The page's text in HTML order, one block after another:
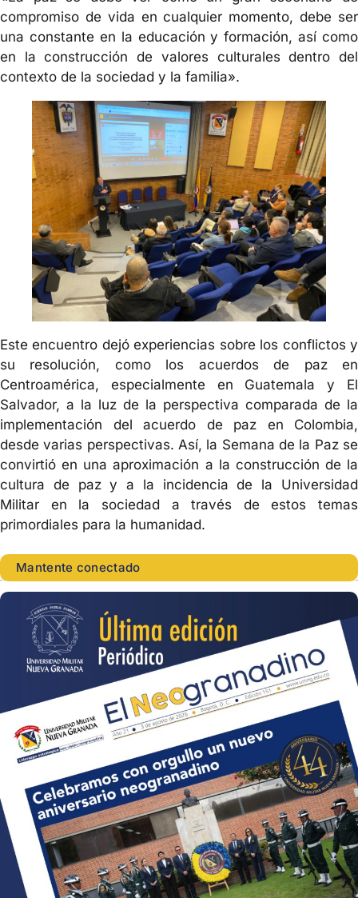
compromiso de vida en cualquier momento, debe ser
una constante en la educación y formación, así como
en la construcción de valores culturales dentro del
contexto de la sociedad y la familia».
Este encuentro dejó experiencias sobre los conflictos y
su resolución, como los acuerdos de paz en
Centroamérica, especialmente en Guatemala y El
Salvador, a la luz de la perspectiva comparada de la
implementación del acuerdo de paz en Colombia,
desde varias perspectivas. Así, la Semana de la Paz se
convirtió en una aproximación a la construcción de la
cultura de paz y a la incidencia de la Universidad
Militar en la sociedad a través de estos temas
primordiales para la humanidad.
Mantente conectado